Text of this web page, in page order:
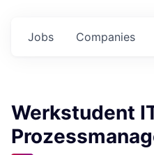
Jobs Companies
Werkstudent